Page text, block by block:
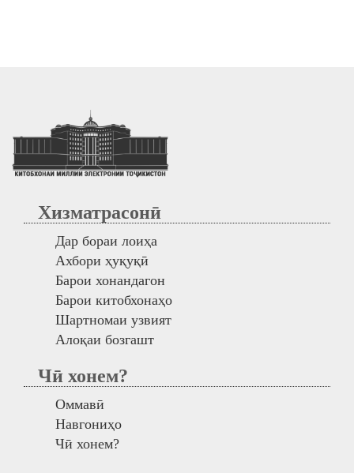
Хизматрасонӣ
Дар бораи лоиҳа
Ахбори ҳуқуқӣ
Барои хонандагон
Барои китобхонаҳо
Шартномаи узвият
Алоқаи бозгашт
Чӣ хонем?
Оммавӣ
Навгониҳо
Чӣ хонем?